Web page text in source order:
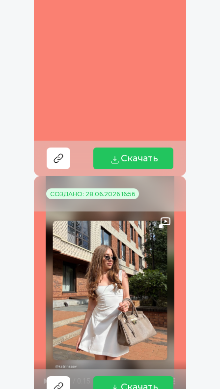
Скачать
СОЗДАНО: 28.06.2026 16:56